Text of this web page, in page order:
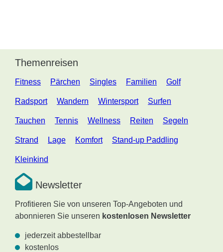
Themenreisen
Fitness Pärchen Singles Familien Golf
Radsport Wandern Wintersport Surfen
Tauchen Tennis Wellness Reiten Segeln
Strand Lage Komfort Stand-up Paddling
Kleinkind
Newsletter
Profitieren Sie von unseren Top-Angeboten und
abonnieren Sie unseren kostenlosen Newsletter
jederzeit abbestellbar
kostenlos